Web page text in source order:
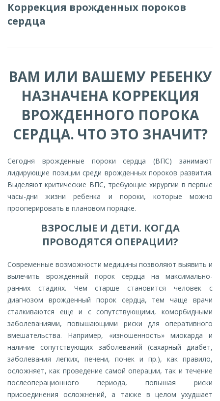
Коррекция врожденных пороков
сердца
ВАМ ИЛИ ВАШЕМУ РЕБЕНКУ
НАЗНАЧЕНА КОРРЕКЦИЯ
ВРОЖДЕННОГО ПОРОКА
СЕРДЦА. ЧТО ЭТО ЗНАЧИТ?
Сегодня врожденные пороки сердца (ВПС) занимают
лидирующие позиции среди врожденных пороков развития.
Выделяют критические ВПС, требующие хирургии в первые
часы-дни жизни ребенка и пороки, которые можно
прооперировать в плановом порядке.
ВЗРОСЛЫЕ И ДЕТИ. КОГДА
ПРОВОДЯТСЯ ОПЕРАЦИИ?
Современные возможности медицины позволяют выявить и
вылечить врожденный порок сердца на максимально-
ранних стадиях. Чем старше становится человек с
диагнозом врожденный порок сердца, тем чаще врачи
сталкиваются еще и с сопутствующими, коморбидными
заболеваниями, повышающими риски для оперативного
вмешательства. Например, «изношенность» миокарда и
наличие сопутствующих заболеваний (сахарный диабет,
заболевания легких, печени, почек и пр.), как правило,
осложняет, как проведение самой операции, так и течение
послеоперационного периода, повышая риски
присоединения осложнений, а также в целом ухудшает